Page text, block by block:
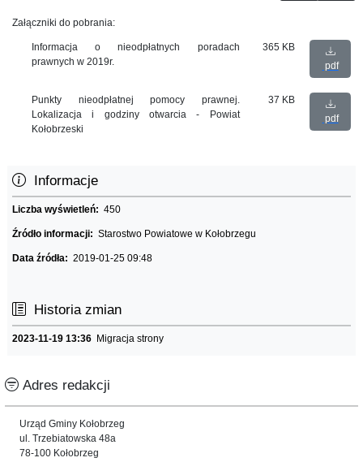
Załączniki do pobrania:
Informacja o nieodpłatnych poradach
prawnych w 2019r.
365 KB
pdf
Punkty nieodpłatnej pomocy prawnej.
Lokalizacja i godziny otwarcia - Powiat
Kołobrzeski
37 KB
pdf
Informacje
Liczba wyświetleń: 450
Źródło informacji: Starostwo Powiatowe w Kołobrzegu
Data źródła: 2019-01-25 09:48
Historia zmian
2023-11-19 13:36 Migracja strony
Adres redakcji
Urząd Gminy Kołobrzeg
ul. Trzebiatowska 48a
78-100 Kołobrzeg